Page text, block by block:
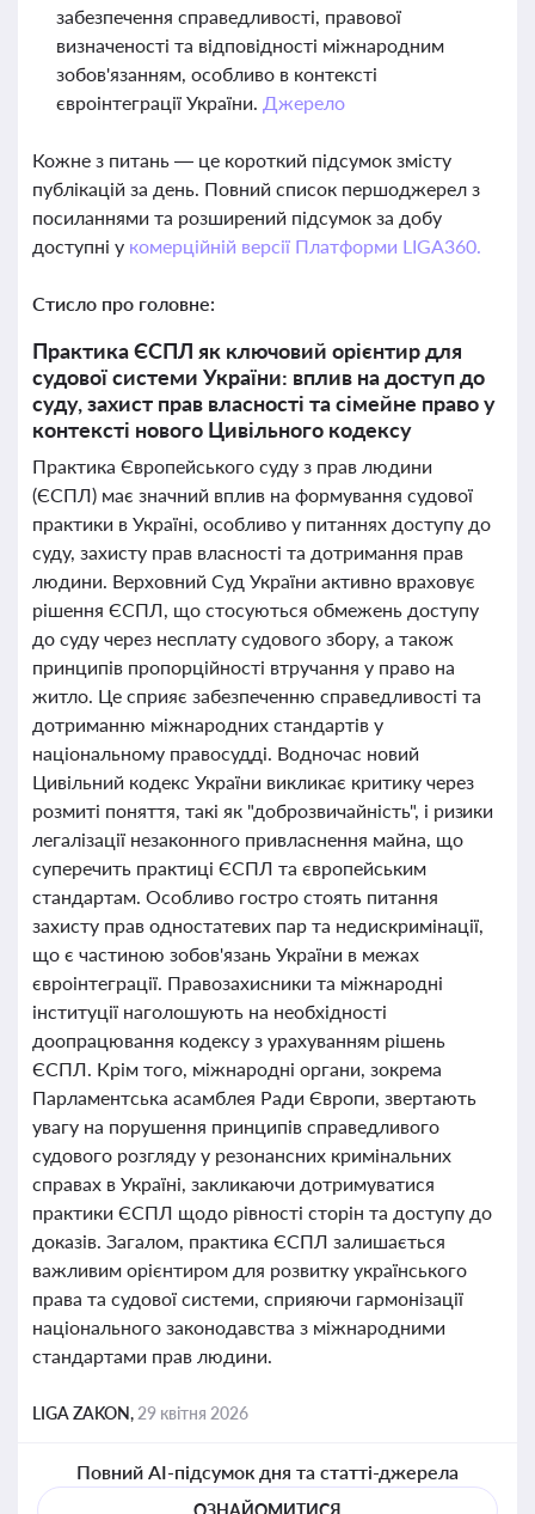
забезпечення справедливості, правової
визначеності та відповідності міжнародним
зобов'язанням, особливо в контексті
євроінтеграції України. Джерело
Кожне з питань — це короткий підсумок змісту
публікацій за день. Повний список першоджерел з
посиланнями та розширений підсумок за добу
доступні у комерційній версії Платформи LIGA360.
Стисло про головне:
Практика ЄСПЛ як ключовий орієнтир для
судової системи України: вплив на доступ до
суду, захист прав власності та сімейне право у
контексті нового Цивільного кодексу
Практика Європейського суду з прав людини
(ЄСПЛ) має значний вплив на формування судової
практики в Україні, особливо у питаннях доступу до
суду, захисту прав власності та дотримання прав
людини. Верховний Суд України активно враховує
рішення ЄСПЛ, що стосуються обмежень доступу
до суду через несплату судового збору, а також
принципів пропорційності втручання у право на
житло. Це сприяє забезпеченню справедливості та
дотриманню міжнародних стандартів у
національному правосудді. Водночас новий
Цивільний кодекс України викликає критику через
розмиті поняття, такі як "доброзвичайність", і ризики
легалізації незаконного привласнення майна, що
суперечить практиці ЄСПЛ та європейським
стандартам. Особливо гостро стоять питання
захисту прав одностатевих пар та недискримінації,
що є частиною зобов'язань України в межах
євроінтеграції. Правозахисники та міжнародні
інституції наголошують на необхідності
доопрацювання кодексу з урахуванням рішень
ЄСПЛ. Крім того, міжнародні органи, зокрема
Парламентська асамблея Ради Європи, звертають
увагу на порушення принципів справедливого
судового розгляду у резонансних кримінальних
справах в Україні, закликаючи дотримуватися
практики ЄСПЛ щодо рівності сторін та доступу до
доказів. Загалом, практика ЄСПЛ залишається
важливим орієнтиром для розвитку українського
права та судової системи, сприяючи гармонізації
національного законодавства з міжнародними
стандартами прав людини.
LIGA ZAKON, 29 квітня 2026
Повний AI-підсумок дня та статті-джерела
ОЗНАЙОМИТИСЯ